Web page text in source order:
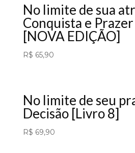
No limite de sua
Conquista e
[NOVA EDIÇÃO]
R$ 65,90
No limite de seu
Decisão [Livro 8]
R$ 69,90